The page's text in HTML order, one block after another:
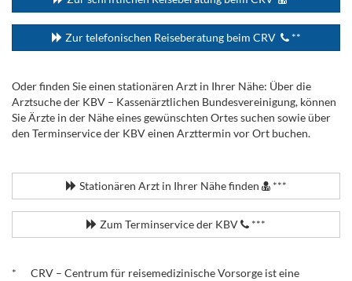
Zur telefonischen Reiseberatung beim CRV **
Oder finden Sie einen stationären Arzt in Ihrer Nähe: Über die
Arztsuche der KBV – Kassenärztlichen Bundesvereinigung, können
Sie Ärzte in der Nähe eines gewünschten Ortes suchen sowie über
den Terminservice der KBV einen Arzttermin vor Ort buchen.
Stationären Arzt in Ihrer Nähe finden ***
Zum Terminservice der KBV ***
* CRV – Centrum für reisemedizinische Vorsorge ist eine